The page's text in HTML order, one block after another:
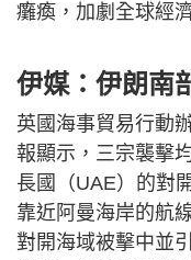
癱瘓，加劇全球經
伊媒：伊朗南
英國海事貿易行動
報顯示，三宗襲擊
長國（UAE）的對
靠近阿曼海岸的航
對開海域被擊中並